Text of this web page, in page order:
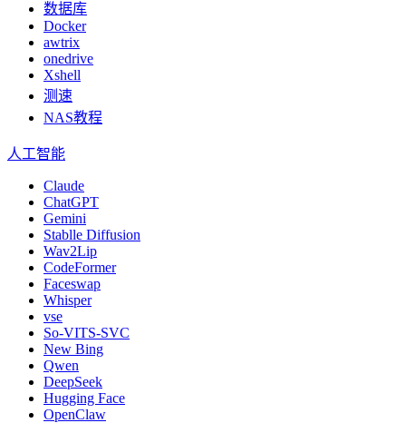
数据库
Docker
awtrix
onedrive
Xshell
测速
NAS教程
人工智能
Claude
ChatGPT
Gemini
Stablle Diffusion
Wav2Lip
CodeFormer
Faceswap
Whisper
vse
So-VITS-SVC
New Bing
Qwen
DeepSeek
Hugging Face
OpenClaw